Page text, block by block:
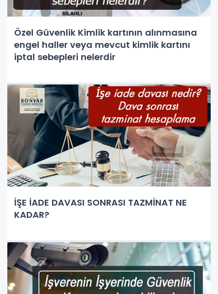
Özel Güvenlik Kimlik kartının alınmasına
engel haller veya mevcut kimlik kartını
iptal sebepleri nelerdir
İŞE İADE DAVASI SONRASI TAZMİNAT NE
KADAR?